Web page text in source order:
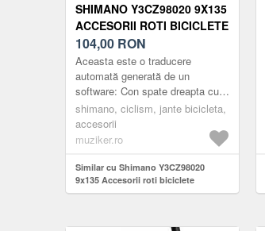
SHIMANO Y3CZ98020 9X135
ACCESORII ROTI BICICLETE
104,00 RON
Aceasta este o traducere
automată generată de un
software: Con spate dreapta cu
ax pentru butuc FH-M775. Osie
standart: 9x135 Ţara de
fabricaţie: M...
shimano, ciclism, jante bicicleta,
accesorii
muziker.ro
Similar cu Shimano Y3CZ98020
9x135 Accesorii roti biciclete